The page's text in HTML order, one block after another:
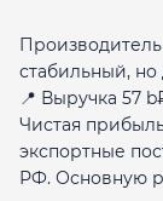
стабильный,
📍 Выручка 57
Чистая
экспортные
РФ. Основную